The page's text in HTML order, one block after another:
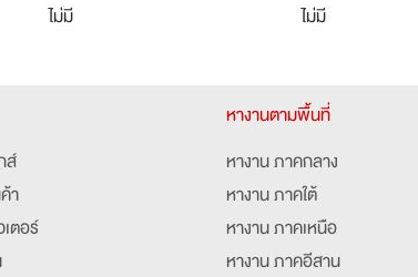
ไม่มี ไม่มี
ส์
า
ตอร์
หางานตามพื้นที่
หางาน ภาคกลาง
หางาน ภาคใต้
หางาน ภาคเหนือ
หางาน ภาคอีสาน